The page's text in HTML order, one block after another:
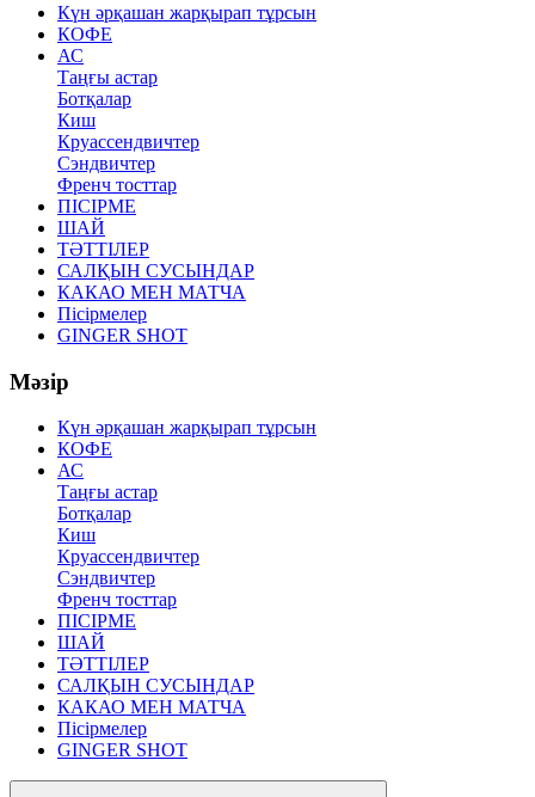
Күн әрқашан жарқырап тұрсын
КОФЕ
АС
Таңғы астар
Ботқалар
Киш
Круассендвичтер
Сэндвичтер
Френч тосттар
ПІСІРМЕ
ШАЙ
ТӘТТІЛЕР
САЛҚЫН СУСЫНДАР
КАКАО МЕН МАТЧА
Пісірмелер
GINGER SHOT
Мәзір
Күн әрқашан жарқырап тұрсын
КОФЕ
АС
Таңғы астар
Ботқалар
Киш
Круассендвичтер
Сэндвичтер
Френч тосттар
ПІСІРМЕ
ШАЙ
ТӘТТІЛЕР
САЛҚЫН СУСЫНДАР
КАКАО МЕН МАТЧА
Пісірмелер
GINGER SHOT